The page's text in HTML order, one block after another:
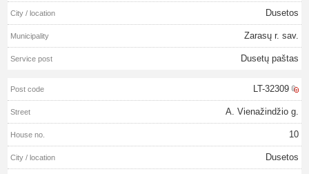
Dusetos
Zarasų r. sav.
Dusetų paštas
LT-32309
A. Vienažindžio g.
10
Dusetos